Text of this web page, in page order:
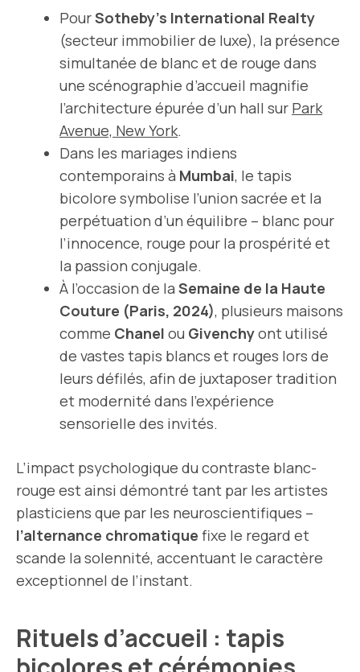
PourSotheby’s International Realty
(secteur immobilier de luxe), la présence
simultanée de blanc et de rouge dans
une scénographie d’accueil magnifie
l’architecture épurée d’un hall sur Park
Avenue, New York.
Dans les mariages indiens
contemporains à Mumbai, le tapis
bicolore symbolise l’union sacrée et la
perpétuation d’un équilibre – blanc pour
l’innocence, rouge pour la prospérité et
la passion conjugale.
À l’occasion de la Semaine de la Haute
Couture (Paris, 2024), plusieurs maisons
comme Chanel ou Givenchyont utilisé
de vastes tapis blancs et rouges lors de
leurs défilés, afin de juxtaposer tradition
et modernité dans l’expérience
sensorielle des invités.
L’impact psychologique du contraste blanc-
rouge est ainsi démontré tant par les artistes
plasticiens que par les neuroscientifiques –
l’alternance chromatique fixe le regard et
scande la solennité, accentuant le caractère
exceptionnel de l’instant.
Rituels d’accueil : tapis